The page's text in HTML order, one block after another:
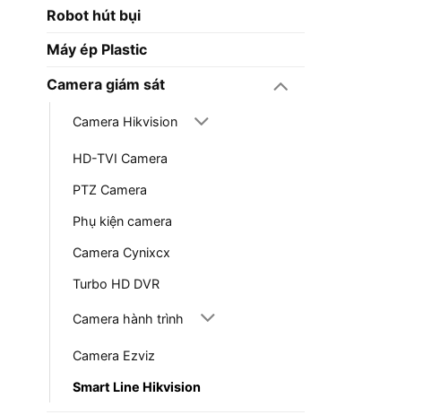
Robot hút bụi
Máy ép Plastic
Camera giám sát
Camera Hikvision
HD-TVI Camera
PTZ Camera
Phụ kiện camera
Camera Cynixcx
Turbo HD DVR
Camera hành trình
Camera Ezviz
Smart Line Hikvision